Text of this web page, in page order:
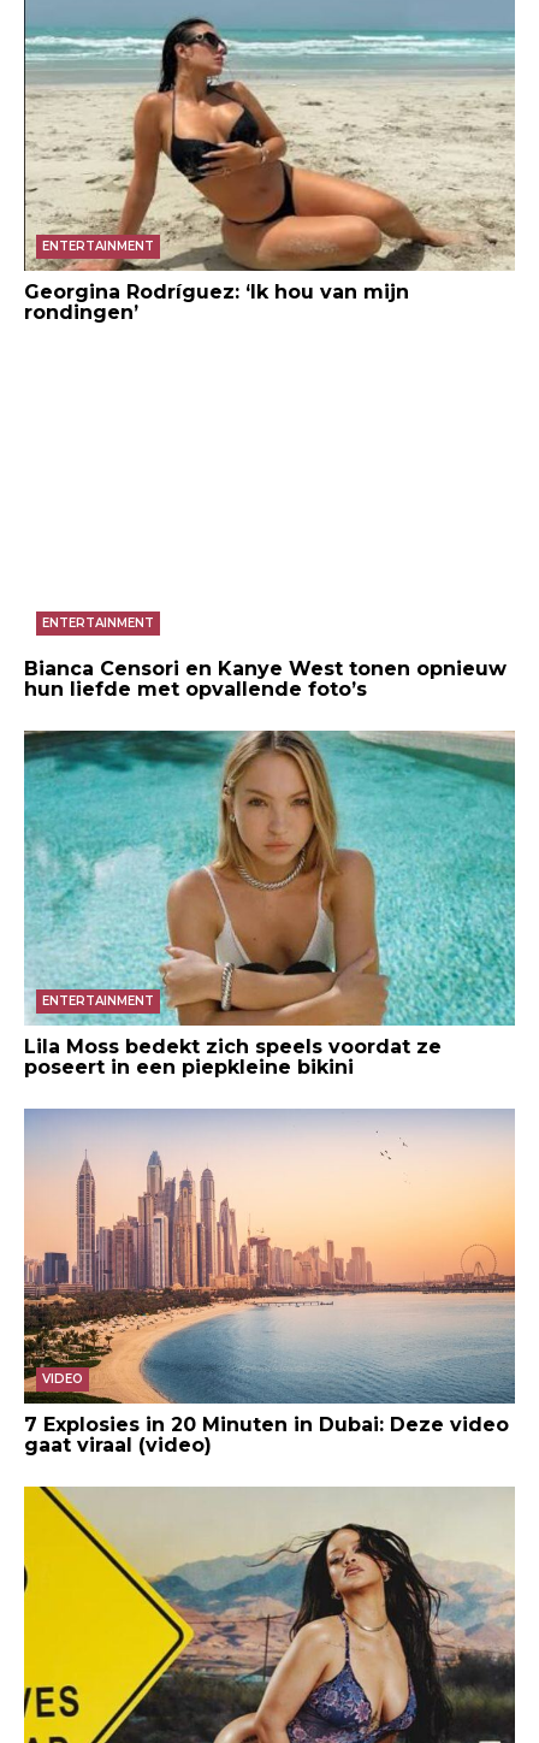
ENTERTAINMENT
Georgina Rodríguez: ‘Ik hou van mijn
rondingen’
ENTERTAINMENT
Bianca Censori en Kanye West tonen opnieuw
hun liefde met opvallende foto’s
ENTERTAINMENT
Lila Moss bedekt zich speels voordat ze
poseert in een piepkleine bikini
VIDEO
7 Explosies in 20 Minuten in Dubai: Deze video
gaat viraal (video)